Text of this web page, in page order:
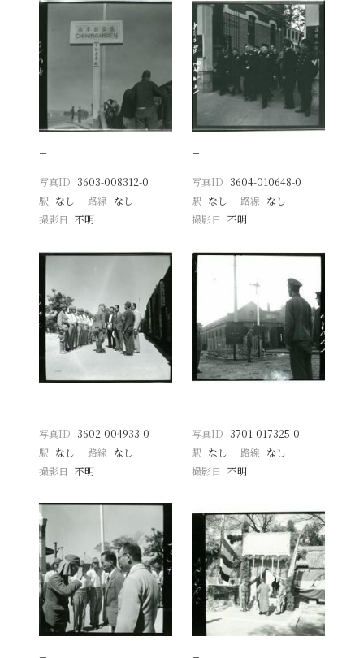
−
写真ID 3603-008312-0
駅 なし 路線 なし
撮影日
不明
−
写真ID 3604-010648-0
駅 なし 路線 なし
撮影日 不明
−
写真ID 3602-004933-0
駅 なし 路線 なし
撮影日
不明
−
写真ID 3701-017325-0
駅 なし 路線 なし
撮影日 不明